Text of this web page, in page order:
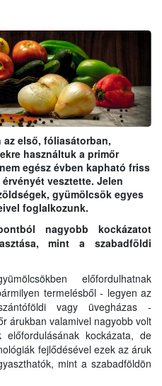
első, fóliasátorban,
használtuk a primőr
egész évben kapható friss
vesztette. Jelen
gyümölcsök egyes
foglalkozunk.
nagyobb kockázatot
mint a szabadföldi
előfordulhatnak
termelésből - legyen az
vagy üvegházas -
árukban valamivel nagyobb volt
előfordulásának kockázata, de
fejlődésével ezek az áruk
mint a szabadföldön